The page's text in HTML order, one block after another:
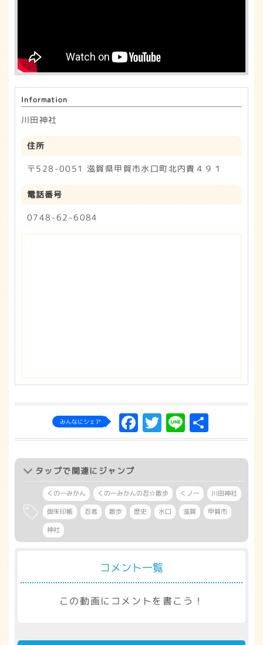
Information
川田神社
住所
〒528-0051 滋賀県甲賀市水口町北内貴４９１
電話番号
0748-62-6084
みんなにシェア Facebook
Twitter
Line
有
タップで関連にジャンプ
くの一みかん くの一みかんの忍☆散歩 くノ一
川田神社
御朱印帳
忍者 散歩 歴史 水口 滋賀
甲賀市
神社
コメント一覧
この動画にコメントを書こう！